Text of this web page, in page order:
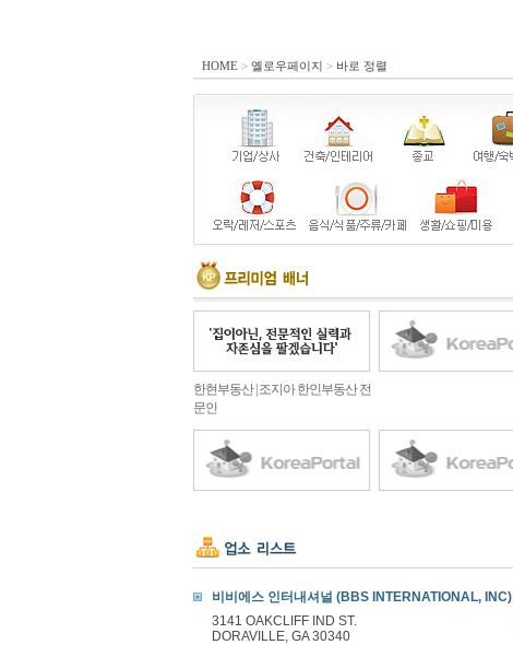
HOME > 옐로우페이지 > 바로 정렬
한현부동산 | 조지아 한인부동산 전
문인
비비에스 인터내셔널 (BBS INTERNATIONAL, INC)
3141 OAKCLIFF IND ST.
DORAVILLE, GA 30340